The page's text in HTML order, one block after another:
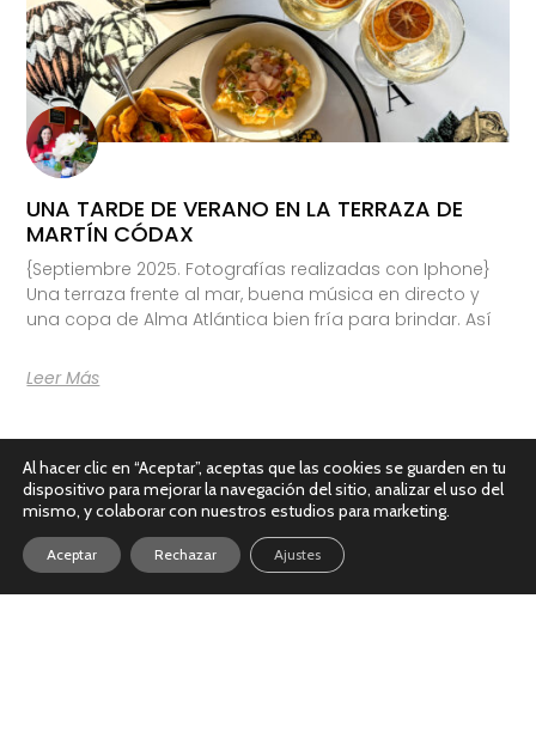
UNA TARDE DE VERANO EN LA TERRAZA DE
MARTÍN CÓDAX
{Septiembre 2025. Fotografías realizadas con Iphone}
Una terraza frente al mar, buena música en directo y
una copa de Alma Atlántica bien fría para brindar. Así
Leer Más
Al hacer clic en “Aceptar”, aceptas que las cookies se guarden en tu
dispositivo para mejorar la navegación del sitio, analizar el uso del
mismo, y colaborar con nuestros estudios para marketing.
Aceptar Rechazar Ajustes